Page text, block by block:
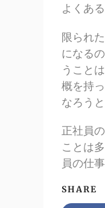
よくある
限られ
になる
うこと
概を持
なろう
正社員
ことは
員の仕
SHARE